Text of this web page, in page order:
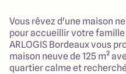
Vous rêvez d'une maison
pour accueillir votre famille
ARLOGIS Bordeaux vous
maison neuve de 125 m²
quartier calme et